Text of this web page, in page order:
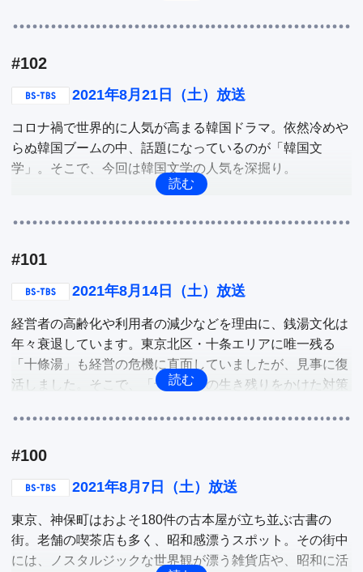
都市機構が日本住宅公団時代に建設した住宅や戦前の集合
宅歴史館。その館内を巡って三田寺リポーターが深掘り。
他
のニュースポットを深掘り。
東京・町田にある「町田モディ」で開催されている、嗅覚
で楽しむ体験・参加型イベント「におい展」。貴重な香料
のできないニオイをラインナップして話題に！その話題の
イベント「におい展」を紹介。
#102
2021年8月21日（土）放送
コロナ禍で世界的に人気が高まる韓国ドラマ。依然冷めや
らぬ韓国ブームの中、話題になっているのが「韓国文
学」。そこで、今回は韓国文学の人気を深掘り。
題の新作韓国エッセイ「僕だって、大丈夫じゃない」の翻
者藤田麗子さんが対談。韓国文学の魅力が明らかに…
#101
2021年8月14日（土）放送
経営者の高齢化や利用者の減少などを理由に、銭湯文化は
年々衰退しています。東京北区・十条エリアに唯一残る
「十條湯」も経営の危機に直面していましたが、見事に復
活しました。そこで、「十條湯」の生き残りをかけた対策
見せた「サンコー株式会社」。ユニークな商品開発・販売
をする会社として有名になり、コスパの良さと生活に役立
介。
#100
2021年8月7日（土）放送
東京、神保町はおよそ180件の古本屋が立ち並ぶ古書の
街。老舗の喫茶店も多く、昭和感漂うスポット。その街中
には、ノスタルジックな世界観が漂う雑貨店や、昭和に活